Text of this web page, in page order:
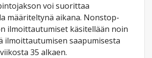
voi suorittaa
määriteltynä aikana. Nonstop-
ilmoittautumiset käsitellään noin
ilmoittautumisen saapumisesta
35 alkaen.